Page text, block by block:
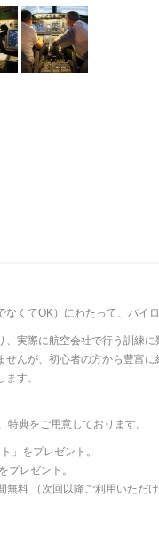
くてOK）にわたって、パイ
、実際に航空会社で行う訓練
せんが、初心者の方から豊富
す。
典をご用意しております。
」をプレゼント。
プレゼント。
料 （次回以降ご利用いただけ